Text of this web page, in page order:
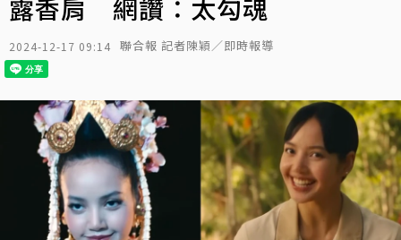
露香肩 網讚：太勾魂
2024-12-17 09:14 聯合報 記者陳穎／即時報導